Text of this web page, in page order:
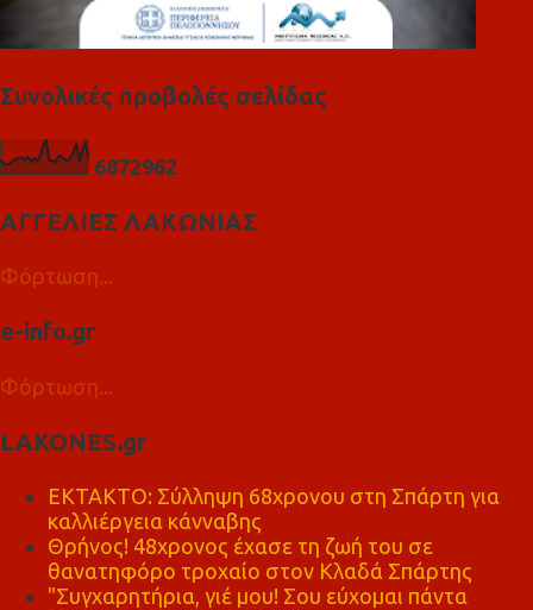
Συνολικές προβολές σελίδας
6872962
ΑΓΓΕΛΙΕΣ ΛΑΚΩΝΙΑΣ
Φόρτωση...
e-info.gr
Φόρτωση...
LAKONES.gr
ΕΚΤΑΚΤΟ: Σύλληψη 68χρονου στη Σπάρτη για
καλλιέργεια κάνναβης
Θρήνος! 48χρονος έχασε τη ζωή του σε
θανατηφόρο τροχαίο στον Κλαδά Σπάρτης
"Συγχαρητήρια, γιέ μου! Σου εύχομαι πάντα